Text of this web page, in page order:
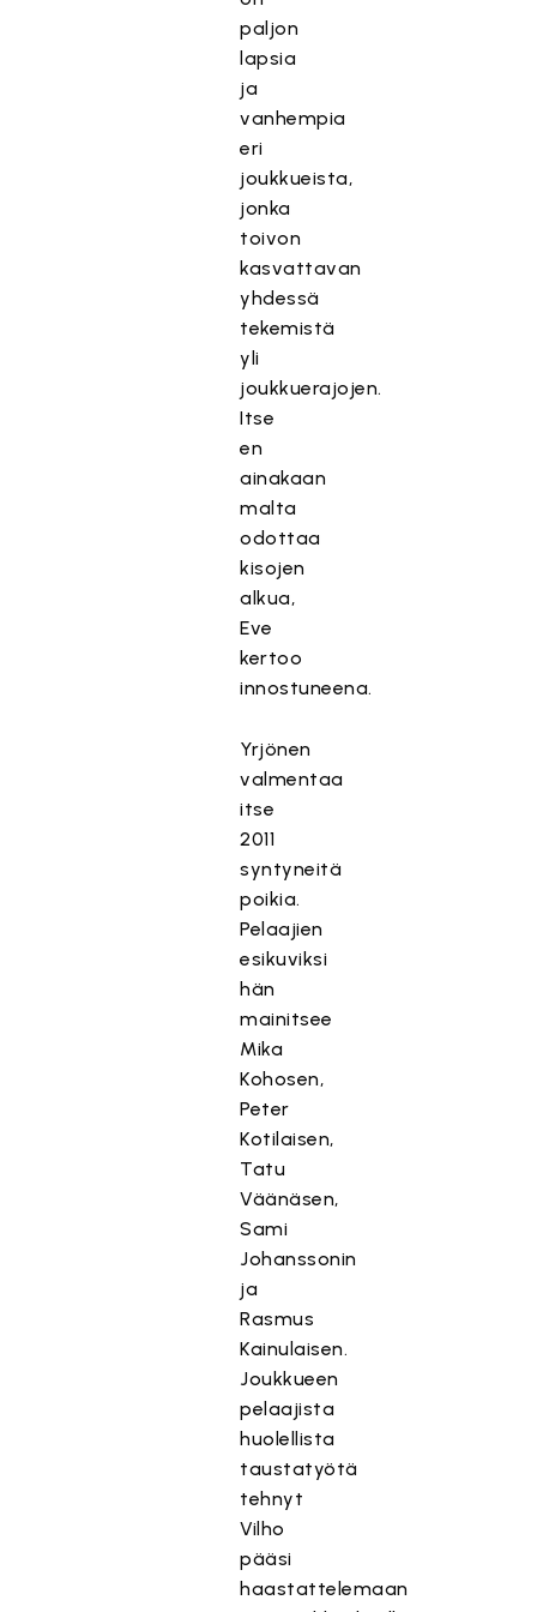
paljon
lapsia
ja
vanhempia
eri
joukkueista,
jonka
toivon
kasvattavan
yhdessä
tekemistä
yli
joukkuerajojen.
Itse
en
ainakaan
malta
odottaa
kisojen
alkua,
Eve
kertoo
innostuneena.
Yrjönen
valmentaa
itse
2011
syntyneitä
poikia.
Pelaajien
esikuviksi
hän
mainitsee
Mika
Kohosen,
Peter
Kotilaisen,
Tatu
Väänäsen,
Sami
Johanssonin
ja
Rasmus
Kainulaisen.
Joukkueen
pelaajista
huolellista
taustatyötä
tehnyt
Vilho
pääsi
haastattelemaan
T
ä
i
s
ä
l
t
ö
o
n
e